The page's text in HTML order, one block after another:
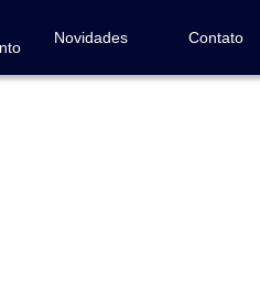
Novidades Contato